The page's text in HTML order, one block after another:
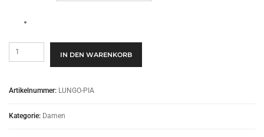
Donna
Lungo
Menge
IN DEN WARENKORB
Artikelnummer: LUNGO-PIA
Kategorie: Damen